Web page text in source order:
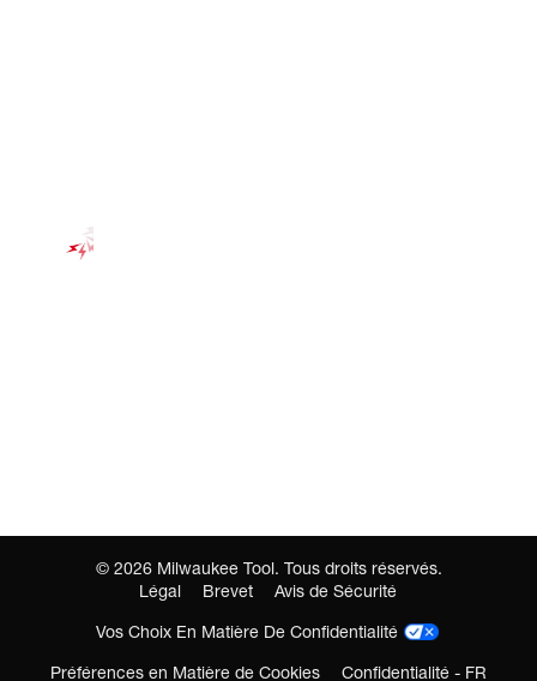
© 2026 Milwaukee Tool. Tous droits réservés.
Légal
Brevet
Avis de Sécurité
Vos Choix En Matière De Confidentialité
Préférences en Matière de Cookies
Confidentialité - FR